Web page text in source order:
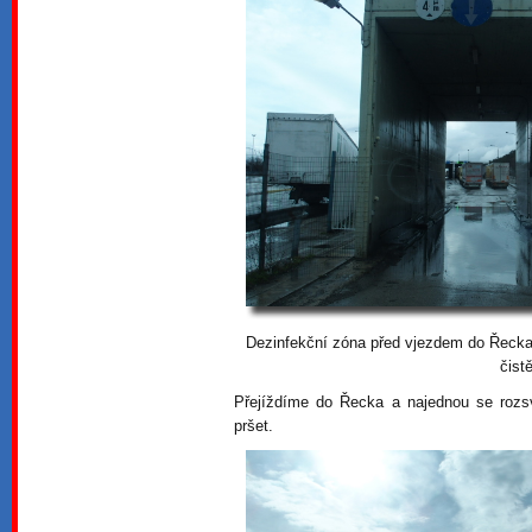
Dezinfekční zóna před vjezdem do
Přejíždíme do Řecka a najednou se
pršet.